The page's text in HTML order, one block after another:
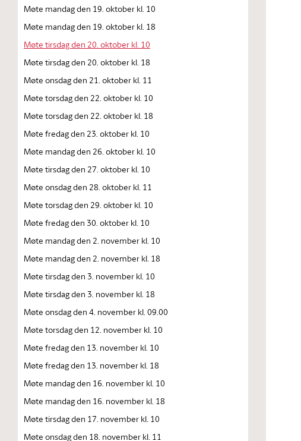
Møte mandag den 19. oktober kl. 10
Møte mandag den 19. oktober kl. 18
Møte tirsdag den 20. oktober kl. 10
Møte tirsdag den 20. oktober kl. 18
Møte onsdag den 21. oktober kl. 11
Møte torsdag den 22. oktober kl. 10
Møte torsdag den 22. oktober kl. 18
Møte fredag den 23. oktober kl. 10
Møte mandag den 26. oktober kl. 10
Møte tirsdag den 27. oktober kl. 10
Møte onsdag den 28. oktober kl. 11
Møte torsdag den 29. oktober kl. 10
Møte fredag den 30. oktober kl. 10
Møte mandag den 2. november kl. 10
Møte mandag den 2. november kl. 18
Møte tirsdag den 3. november kl. 10
Møte tirsdag den 3. november kl. 18
Møte onsdag den 4. november kl. 09.00
Møte torsdag den 12. november kl. 10
Møte fredag den 13. november kl. 10
Møte fredag den 13. november kl. 18
Møte mandag den 16. november kl. 10
Møte mandag den 16. november kl. 18
Møte tirsdag den 17. november kl. 10
Møte onsdag den 18. november kl. 11